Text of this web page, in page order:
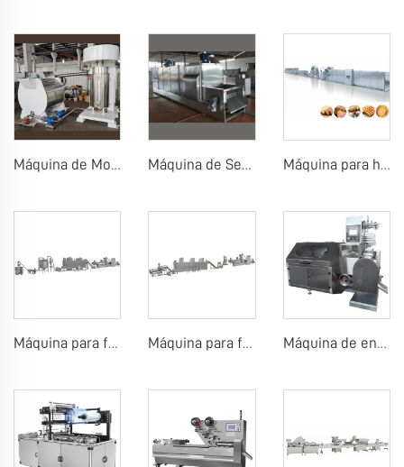
Máquina de Molino de Bolas de Chocolate Molino de Bolas de Chocolate con Concha Máquina de Secado de Semillas de Cacao Máquina de Molienda de Polvo de Cacao Máquinas de Prensado de Cacao Máquina para hacer galletas de obleas
Máquina para fabricar polvo de arroz para bebés Máquina para fabricar arroz inflado, bola de arroz, barra de arroz Máquina de envolver piruletas